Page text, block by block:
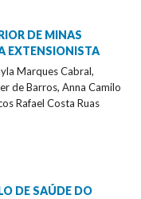
DE MINAS
EXTENSIONISTA
Marques Cabral,
de Barros, Anna Camilo
Rafael Costa Ruas
DE SAÚDE DO